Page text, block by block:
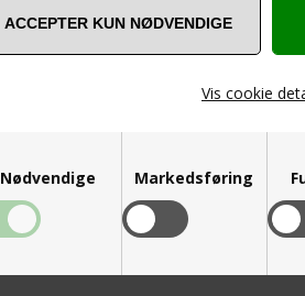
Vis cookie
Nødvendige Markedsføring
ANDRE ER